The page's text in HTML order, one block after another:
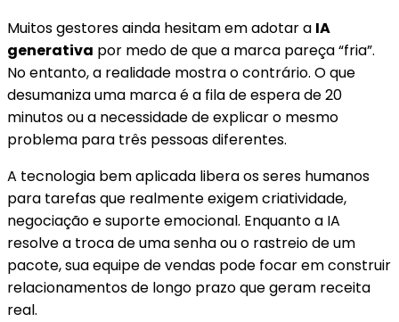
Muitos gestores ainda hesitam em adotar a IA
generativa por medo de que a marca pareça “fria”.
No entanto, a realidade mostra o contrário. O que
desumaniza uma marca é a fila de espera de 20
minutos ou a necessidade de explicar o mesmo
problema para três pessoas diferentes.
A tecnologia bem aplicada libera os seres humanos
para tarefas que realmente exigem criatividade,
negociação e suporte emocional. Enquanto a IA
resolve a troca de uma senha ou o rastreio de um
pacote, sua equipe de vendas pode focar em construir
relacionamentos de longo prazo que geram receita
real.